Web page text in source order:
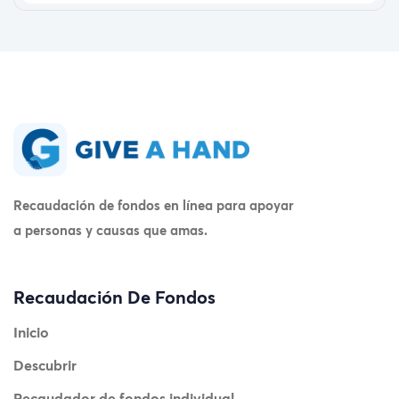
Recaudación de fondos en línea para apoyar
a personas y causas que amas.
Recaudación De Fondos
Inicio
Descubrir